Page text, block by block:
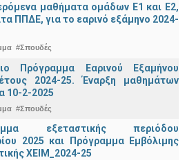
μαθήματα ομάδων Ε1 και Ε2,
ΠΠΔΕ, για το εαρινό εξάμηνο 2024-
#Σπουδές
Πρόγραμμα Εαρινού Εξαμήνου
2024-25. Έναρξη μαθημάτων
10-2-2025
#Σπουδές
εξεταστικής περιόδου
2025 και Πρόγραμμα Εμβόλιμης
ΧΕΙΜ_2024-25